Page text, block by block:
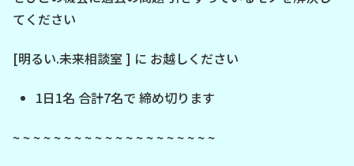
てください
[明るい.未来相談室 ] に お越しください
1日1名 合計7名で 締め切ります
~ ~ ~ ~ ~ ~ ~ ~ ~ ~ ~ ~ ~ ~ ~ ~ ~ ~ ~ ~